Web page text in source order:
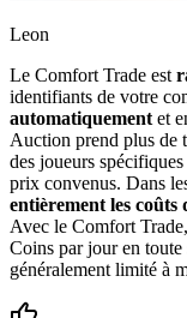
Leon
Le Comfort Trade est
identifiants de votre
automatiquement et
Auction prend plus de
des joueurs
prix convenus. Dans
entièrement les coûts
Avec le Comfort
Coins par jour en
généralement limité à